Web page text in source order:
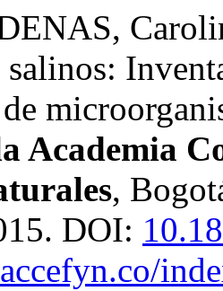
salinos:
Academia
,
DOI: